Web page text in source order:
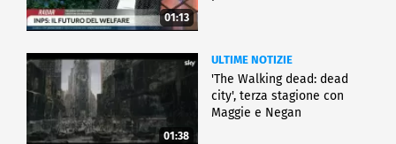
01:13
01:38
ULTIME NOTIZIE
'The Walking dead: dead
city', terza stagione con
Maggie e Negan